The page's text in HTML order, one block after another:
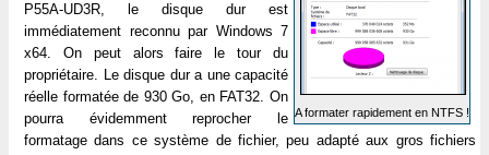
A formater rapidement en NTFS !
P55A-UD3R, le disque dur est
immédiatement reconnu par Windows 7
x64. On peut alors faire le tour du
propriétaire. Le disque dur a une capacité
réelle formatée de 930 Go, en FAT32. On
pourra évidemment reprocher le
formatage dans ce système de fichier, peu adapté aux gros fichiers